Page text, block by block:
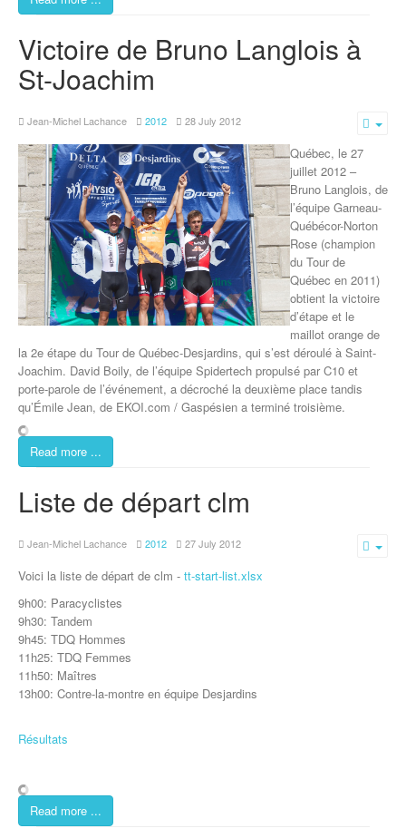
Victoire de Bruno Langlois à
St-Joachim
Jean-Michel Lachance 2012 28 July 2012
Québec, le 27
juillet 2012 –
Bruno Langlois, de
l’équipe Garneau-
Québécor-Norton
Rose (champion
du Tour de
Québec en 2011)
obtient la victoire
d’étape et le
maillot orange de
la 2e étape du Tour de Québec-Desjardins, qui s’est déroulé à Saint-
Joachim. David Boily, de l’équipe Spidertech propulsé par C10 et
porte-parole de l’événement, a décroché la deuxième place tandis
qu’Émile Jean, de EKOI.com / Gaspésien a terminé troisième.
Read more ...
Liste de départ clm
Jean-Michel Lachance 2012 27 July 2012
Voici la liste de départ de clm - tt-start-list.xlsx
9h00: Paracyclistes
9h30: Tandem
9h45: TDQ Hommes
11h25: TDQ Femmes
11h50: Maîtres
13h00: Contre-la-montre en équipe Desjardins
Résultats
Read more ...